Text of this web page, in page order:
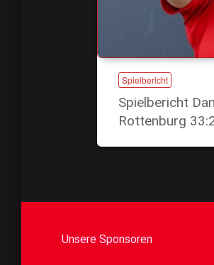
Spielbericht
Spielbericht
Rottenburg
Unsere Sponsoren